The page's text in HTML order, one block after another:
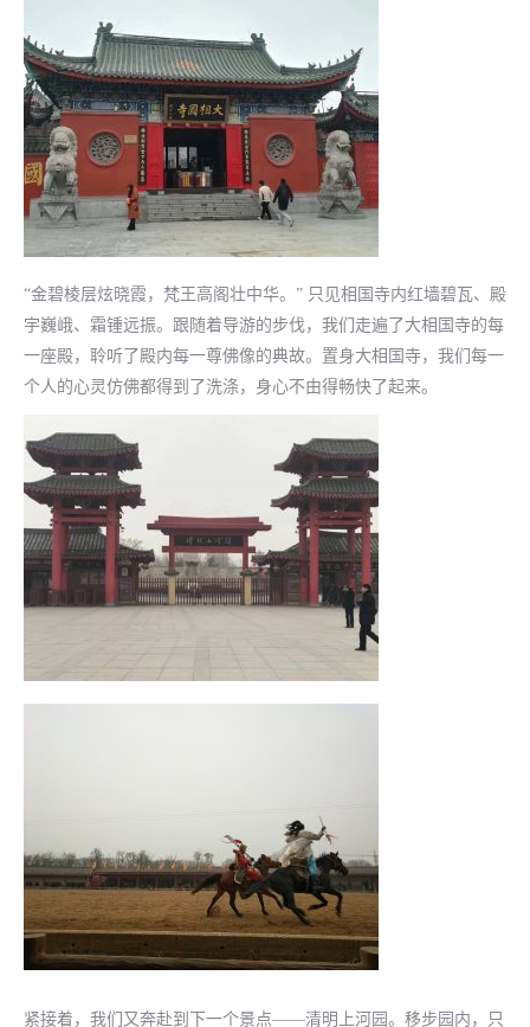
“金碧棱层炫晓霞，梵王高阁壮中华。” 只见相国寺内红墙碧瓦、殿
宇巍峨、霜锺远振。跟随着导游的步伐，我们走遍了大相国寺的每
一座殿，聆听了殿内每一尊佛像的典故。置身大相国寺，我们每一
个人的心灵仿佛都得到了洗涤，身心不由得畅快了起来。
紧接着，我们又奔赴到下一个景点——清明上河园。移步园内，只